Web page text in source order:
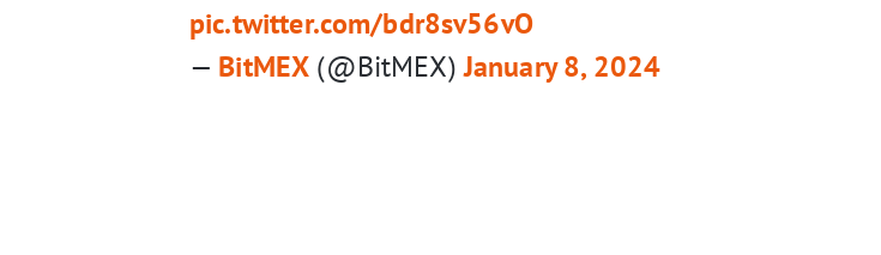
pic.twitter.com/bdr8sv56vO
— BitMEX (@BitMEX)January 8, 2024